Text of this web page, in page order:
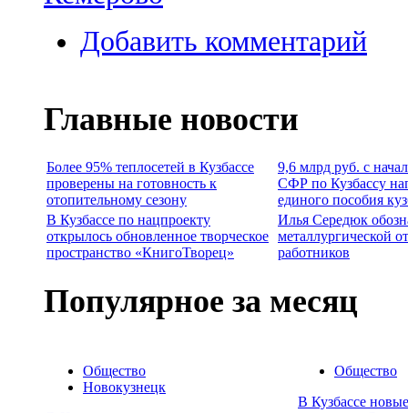
Добавить комментарий
Главные новости
Более 95% теплосетей в Кузбассе
проверены на готовность к
отопительному сезону
9,6 млрд руб. с
СФР по Кузбассу
единого пособия
В Кузбассе по нацпроекту
открылось обновленное творческое
пространство «КнигоТворец»
Илья Середюк
металлургической
работников
Популярное за месяц
Общество
Новокузнецк
Общество
В Кузбассе